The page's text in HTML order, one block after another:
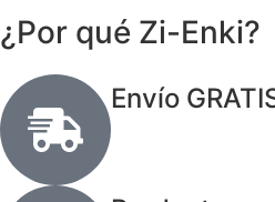
¿Por qué Zi-Enki?
Envío